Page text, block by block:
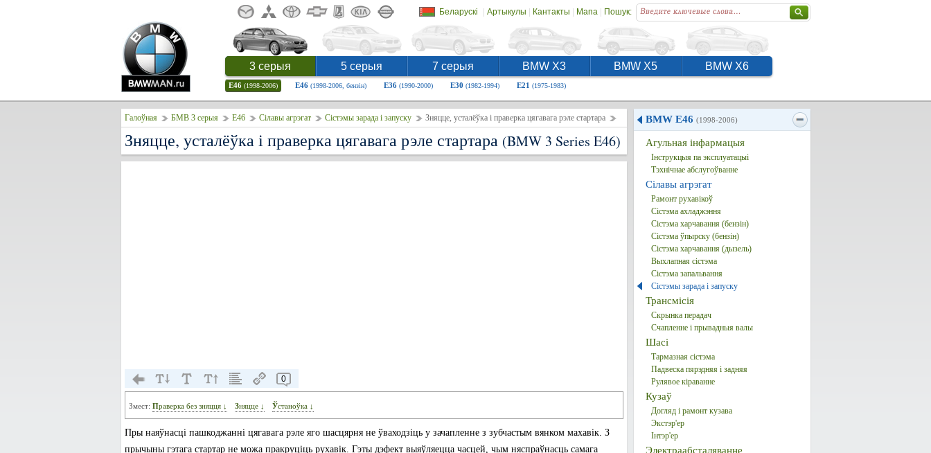
Беларускі | Артыкулы | Кантакты | Мапа| Пошук:
3 серыя 5 серыя 7 серыя BMW X3 BMW X5 BMW X6
E46 (1998-2006) E46 (1998-2006, бензін) E36 (1990-2000) E30 (1982-1994) E21 (1975-1983)
Галоўная БМВ 3 серыя E46 Сілавы агрэгат Сістэмы зарада і запуску Зняцце, усталёўка і праверка цягавага рэле стартара
Зняцце, усталёўка і праверка цягавага рэле стартара (BMW 3 Series E46)
0
Змест: Праверка без зняцця ↓ Зняцце ↓ Ўстаноўка ↓
Пры наяўнасці пашкоджанні цягавага рэле яго шасцярня не ўваходзіць у зачапленне з зубчастым вянком махавік. З
прычыны гэтага стартар не можа пракруціць рухавік. Гэты дэфект выяўляецца часцей, чым няспраўнасць самага
BMW E46 (1998-2006)
Агульная інфармацыя
Інструкцыя па эксплуатацыі
Тэхнічнае абслугоўванне
Сілавы агрэгат
Рамонт рухавікоў
Сістэма ахладжэння
Сістэма харчавання (бензін)
Сістэма ўпырску (бензін)
Сістэма харчавання (дызель)
Выхлапная сістэма
Сістэма запальвання
Сістэмы зарада і запуску
Трансмісія
Скрынка перадач
Счапленне і прывадныя валы
Шасі
Тармазная сістэма
Падвеска пярэдняя і задняя
Рулявое кіраванне
Кузаў
Догляд і рамонт кузава
Экстэр'ер
Інтэр'ер
Электраабсталяванне